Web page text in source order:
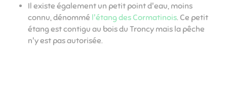
Il existe également un petit point d'eau, moins
connu, dénommé l'étang des Cormatinois. Ce petit
étang est contigu au bois du Troncy mais la pêche
n'y est pas autorisée.